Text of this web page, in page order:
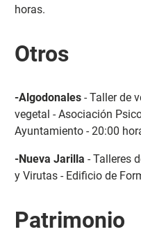
horas.
Otros
-Algodonales- Taller de
vegetal - Asociación
Ayuntamiento - 20:00
-Nueva Jarilla - Talleres
y Virutas - Edificio de
Patrimonio